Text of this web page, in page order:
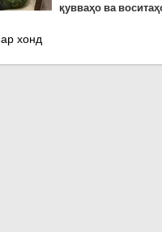
қувваҳо ва
омӯзишҳо дар ноҳияи
хонд